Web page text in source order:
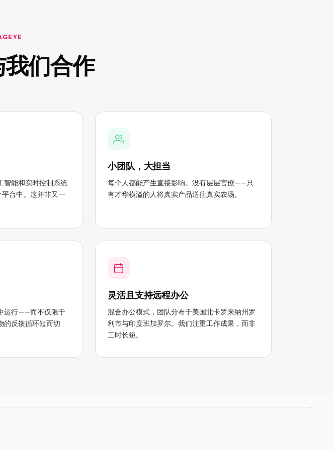
们合作
智能和实时控制系统
台中。这并非又一
小团队，大担当
每个人都能产生直接影响。没有层层官僚——只
有才华横溢的人将真实产品送往真实农场。
运行——而不仅限于
的反馈循环短而切
灵活且支持远程办公
混合办公模式，团队分布于美国北卡罗来纳州罗
利市与印度班加罗尔。我们注重工作成果，而非
工时长短。